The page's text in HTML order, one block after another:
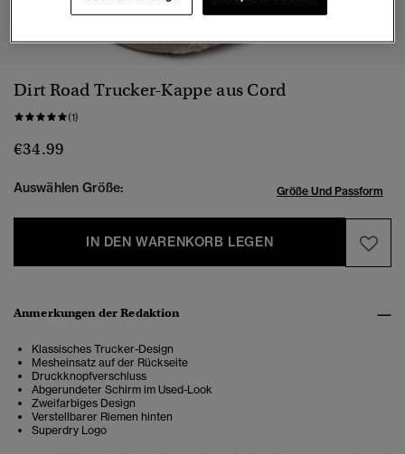
1 2 3 4
Dirt Road Trucker-Kappe aus Cord
(1)
€34.99
Auswählen Größe: Größe Und Passform
IN DEN WARENKORB LEGEN
Anmerkungen der Redaktion
Klassisches Trucker-Design
Mesheinsatz auf der Rückseite
Druckknopfverschluss
Abgerundeter Schirm im Used-Look
Zweifarbiges Design
Verstellbarer Riemen hinten
Superdry Logo